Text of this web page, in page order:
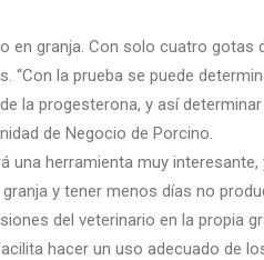
en granja. Con solo cuatro gotas
la prueba se puede
la progesterona, y así
de Negocio de Porcino.
una herramienta muy
y tener menos días no
del veterinario en la propia
hacer un uso adecuado de